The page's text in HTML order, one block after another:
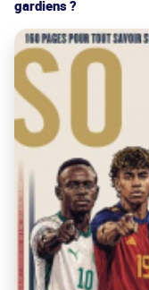
gardiens ?